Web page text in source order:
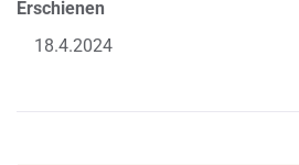
Erschienen
18.4.2024